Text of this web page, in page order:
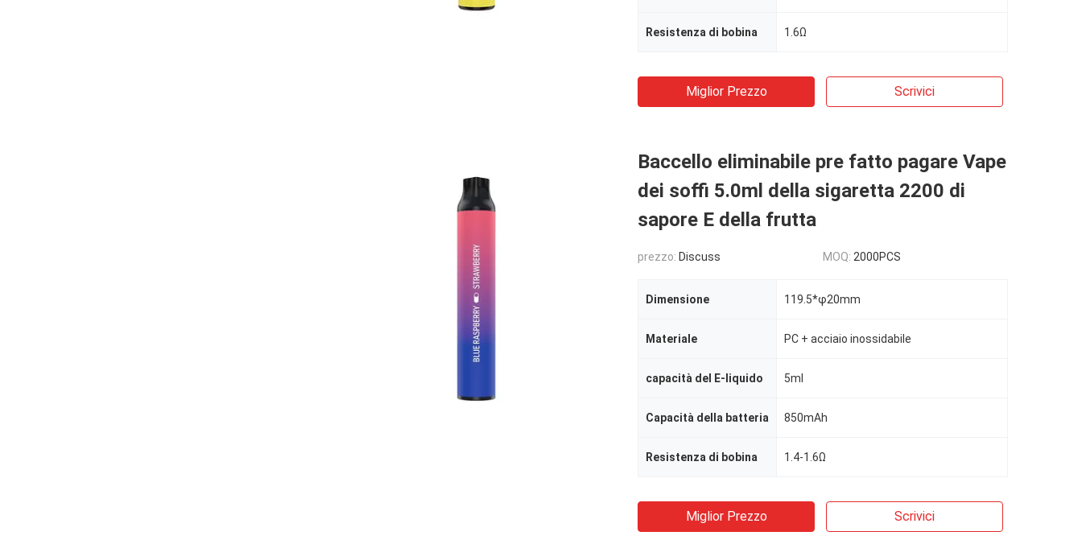
Resistenza di bobina 1.6Ω
Miglior Prezzo Scrivici
Baccello eliminabile pre fatto pagare Vape
dei soffi 5.0ml della sigaretta 2200 di
sapore E della frutta
prezzo: Discuss MOQ: 2000PCS
Dimensione 119.5*φ20mm
Materiale PC + acciaio inossidabile
capacità del E-liquido 5ml
Capacità della batteria 850mAh
Resistenza di bobina 1.4-1.6Ω
Miglior Prezzo Scrivici